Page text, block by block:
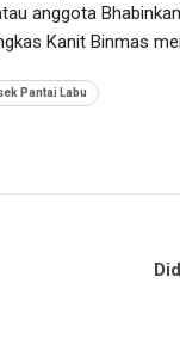
anggota
Kanit Binmas
Pantai Labu